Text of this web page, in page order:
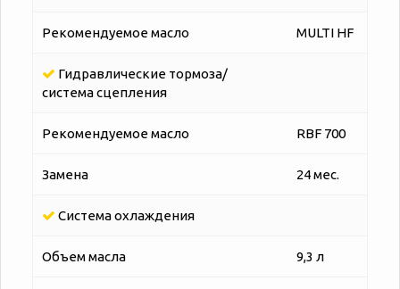
Рекомендуемое масло MULTI HF
Гидравлические тормоза/
система сцепления
Рекомендуемое масло RBF 700
Замена 24 мес.
Система охлаждения
Объем масла 9,3 л